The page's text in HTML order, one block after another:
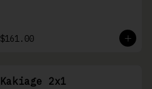
$161.00
Kakiage 2x1